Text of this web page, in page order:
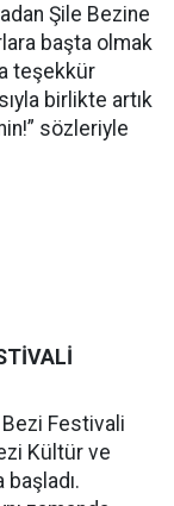
Şile Bezine
başta olmak
teşekkür
birlikte artık
sözleriyle
Festivali
Kültür ve
başladı.